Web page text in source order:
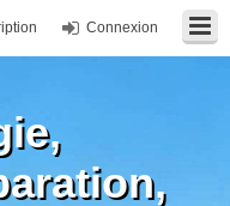
Connexion